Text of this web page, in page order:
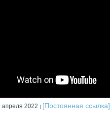
2022
[Постоянная ссылка]